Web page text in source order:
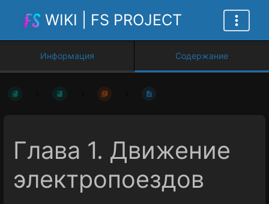
WIKI | FS PROJECT
Информация Содержание
Глава 1. Движение
электропоездов